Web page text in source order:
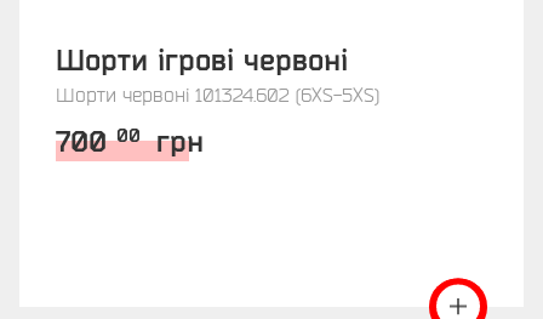
Шорти ігрові червоні
Шорти червоні 101324.602 (6XS-5XS)
700 00 грн